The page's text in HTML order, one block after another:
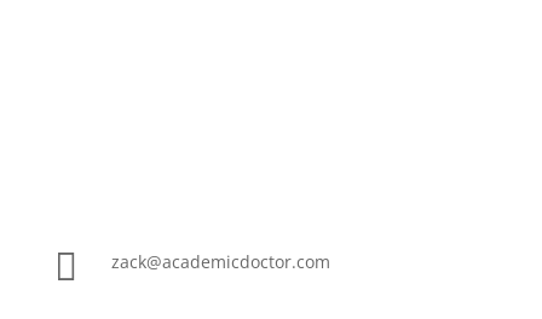
 zack@academicdoctor.com